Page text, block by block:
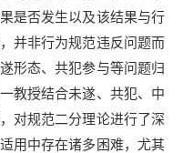
是否发生以及该结果与行
并非行为规范违反问题而
形态、共犯参与等问题归
教授结合未遂、共犯、中
对规范二分理论进行了深
用中存在诸多困难，尤其